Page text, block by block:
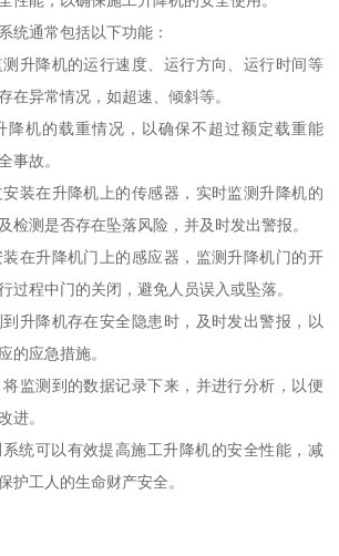
统通常包括以下功能：
升降机的运行速度、运行方向、运行时间等
在异常情况，如超速、倾斜等。
降机的载重情况，以确保不超过额定载重能
事故。
装在升降机上的传感器，实时监测升降机的
检测是否存在坠落风险，并及时发出警报。
在升降机门上的感应器，监测升降机门的开
过程中门的关闭，避免人员误入或坠落。
升降机存在安全隐患时，及时发出警报，以
的应急措施。
监测到的数据记录下来，并进行分析，以便
进。
统可以有效提高施工升降机的安全性能，减
护工人的生命财产安全。